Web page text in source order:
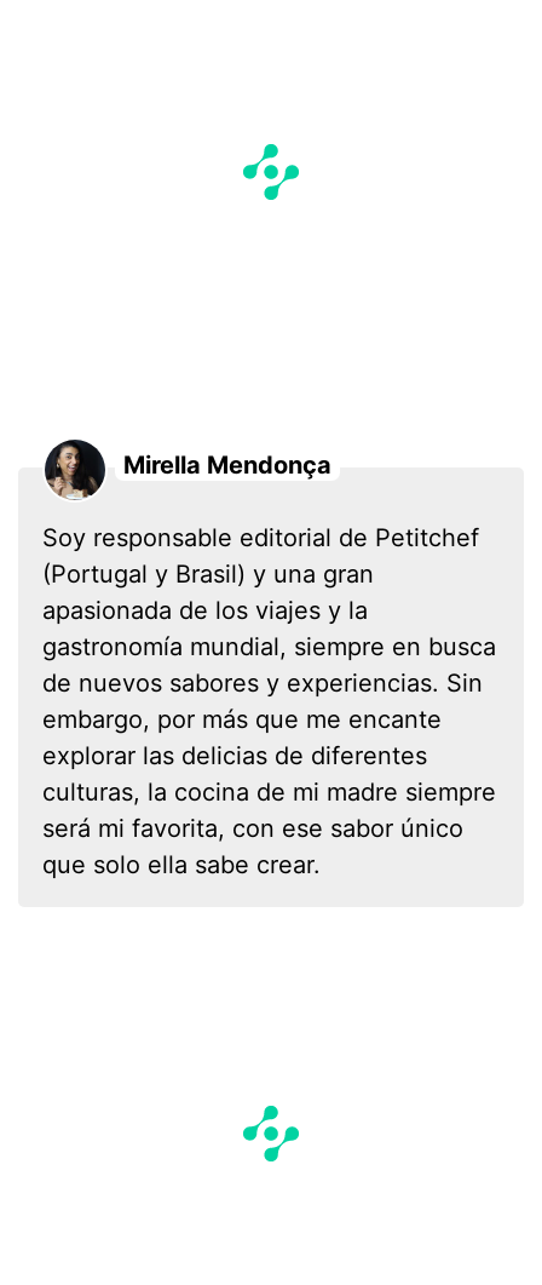
Mirella Mendonça
Soy responsable editorial de Petitchef
(Portugal y Brasil) y una gran
apasionada de los viajes y la
gastronomía mundial, siempre en busca
de nuevos sabores y experiencias. Sin
embargo, por más que me encante
explorar las delicias de diferentes
culturas, la cocina de mi madre siempre
será mi favorita, con ese sabor único
que solo ella sabe crear.